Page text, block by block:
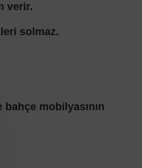
verir.
solmaz.
mobilyasının